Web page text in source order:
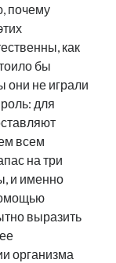
почему
как
бы
они не играли
для
всем
на три
и именно
выразить
организма